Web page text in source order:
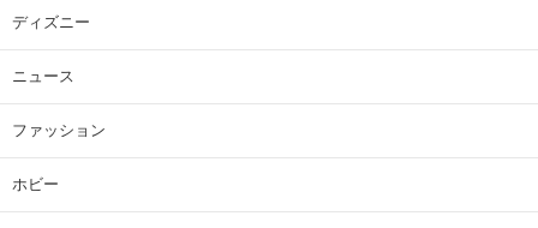
ディズニー
ニュース
ファッション
ホビー